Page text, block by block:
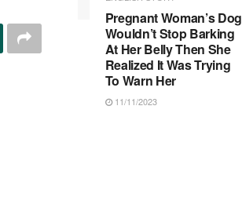
Pregnant Woman’s Dog
Wouldn’t Stop Barking
At Her Belly Then She
Realized It Was Trying
To Warn Her
11/11/2023